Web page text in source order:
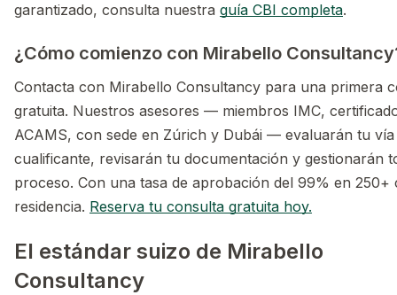
garantizado, consulta nuestra guía CBI completa.
¿Cómo comienzo con Mirabello
Contacta con Mirabello Consultancy para una primera
gratuita. Nuestros asesores — miembros IMC,
ACAMS, con sede en Zúrich y Dubái — evaluarán tu vía
cualificante, revisarán tu documentación y gestionarán
proceso. Con una tasa de aprobación del 99% en 250+
residencia. Reserva tu consulta gratuita hoy.
El estándar suizo de Mirabello
Consultancy